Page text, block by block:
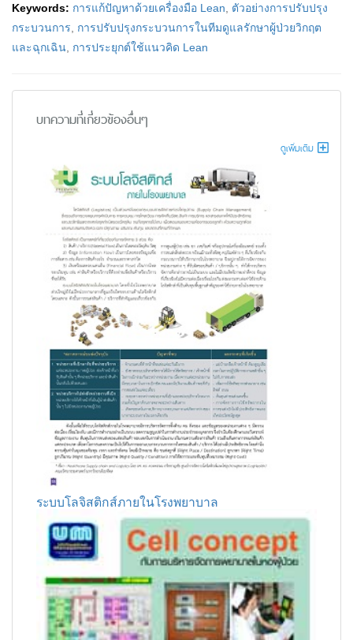
Keywords: การแก้ปัญหาด้วยเครื่องมือ Lean
ตัวอย่างการปรับปรุง
กระบวนการ
การปรับปรุงกระบวนการในทีมดูแลรักษาผู้ป่วยวิกฤต
และฉุกเฉิน การประยุกต์ใช้แนวคิด Lean
บทความที่เกี่ยวข้องอื่นๆ
ดูเพิ่มเติม
ระบบโลจิสติกส์ภายในโรงพยาบาล